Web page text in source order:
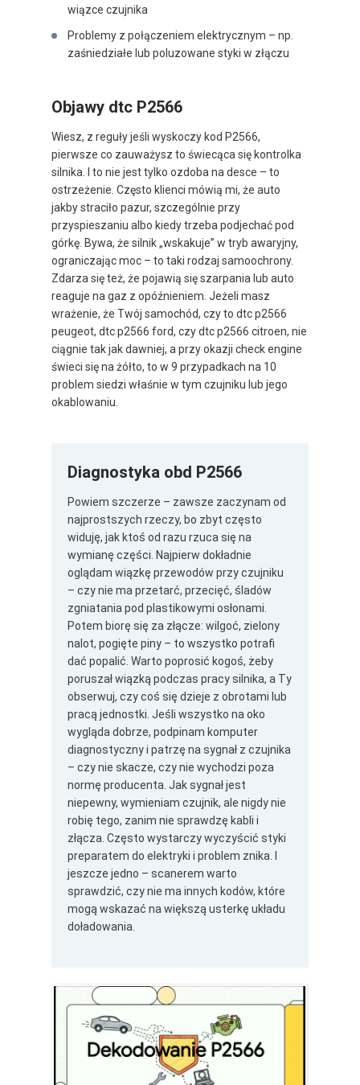
wiązce czujnika
Problemy z połączeniem elektrycznym – np.
zaśniedziałe lub poluzowane styki w złączu
Objawy dtc P2566
Wiesz, z reguły jeśli wyskoczy kod P2566,
pierwsze co zauważysz to świecąca się kontrolka
silnika. I to nie jest tylko ozdoba na desce – to
ostrzeżenie. Często klienci mówią mi, że auto
jakby straciło pazur, szczególnie przy
przyspieszaniu albo kiedy trzeba podjechać pod
górkę. Bywa, że silnik „wskakuje” w tryb awaryjny,
ograniczając moc – to taki rodzaj samoochrony.
Zdarza się też, że pojawią się szarpania lub auto
reaguje na gaz z opóźnieniem. Jeżeli masz
wrażenie, że Twój samochód, czy to dtc p2566
peugeot, dtc p2566 ford, czy dtc p2566 citroen, nie
ciągnie tak jak dawniej, a przy okazji check engine
świeci się na żółto, to w 9 przypadkach na 10
problem siedzi właśnie w tym czujniku lub jego
okablowaniu.
Diagnostyka obd P2566
Powiem szczerze – zawsze zaczynam od
najprostszych rzeczy, bo zbyt często
widuję, jak ktoś od razu rzuca się na
wymianę części. Najpierw dokładnie
oglądam wiązkę przewodów przy czujniku
– czy nie ma przetarć, przecięć, śladów
zgniatania pod plastikowymi osłonami.
Potem biorę się za złącze: wilgoć, zielony
nalot, pogięte piny – to wszystko potrafi
dać popalić. Warto poprosić kogoś, żeby
poruszał wiązką podczas pracy silnika, a Ty
obserwuj, czy coś się dzieje z obrotami lub
pracą jednostki. Jeśli wszystko na oko
wygląda dobrze, podpinam komputer
diagnostyczny i patrzę na sygnał z czujnika
– czy nie skacze, czy nie wychodzi poza
normę producenta. Jak sygnał jest
niepewny, wymieniam czujnik, ale nigdy nie
robię tego, zanim nie sprawdzę kabli i
złącza. Często wystarczy wyczyścić styki
preparatem do elektryki i problem znika. I
jeszcze jedno – scanerem warto
sprawdzić, czy nie ma innych kodów, które
mogą wskazać na większą usterkę układu
doładowania.